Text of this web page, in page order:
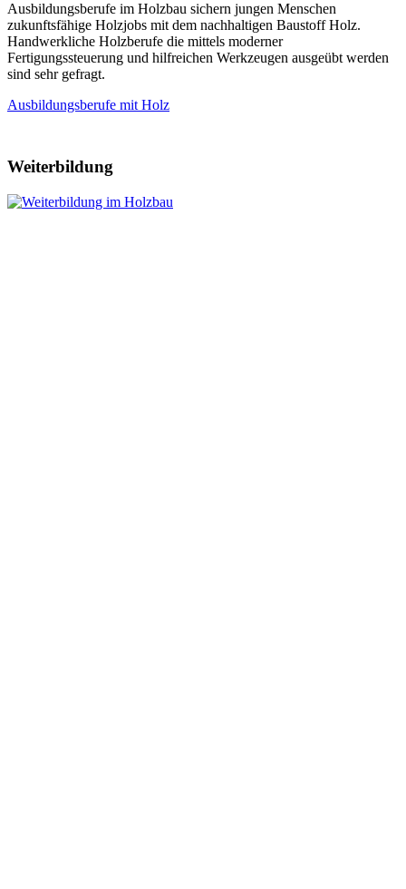
Ausbildungsberufe im Holzbau sichern jungen Menschen
zukunftsfähige Holzjobs mit dem nachhaltigen Baustoff Holz.
Handwerkliche Holzberufe die mittels moderner
Fertigungssteuerung und hilfreichen Werkzeugen ausgeübt werden
sind sehr gefragt.
Ausbildungsberufe mit Holz
Weiterbildung